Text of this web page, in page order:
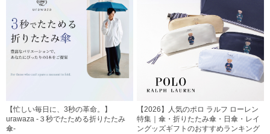
【忙しい毎日に、3秒の革命。】
urawaza -３秒でたためる折りたたみ
傘-
【2026】人気のポロ ラルフ ローレン
特集｜傘・折りたたみ傘・日傘・レイ
ングッズギフトのおすすめランキング